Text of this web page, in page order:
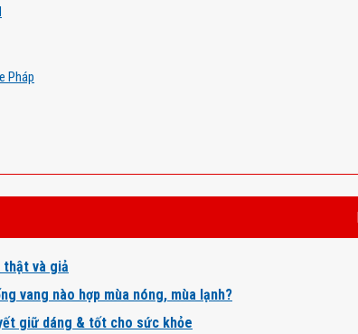
Pháp
thật và giả
vang nào hợp mùa nóng, mùa lạnh?
giữ dáng & tốt cho sức khỏe